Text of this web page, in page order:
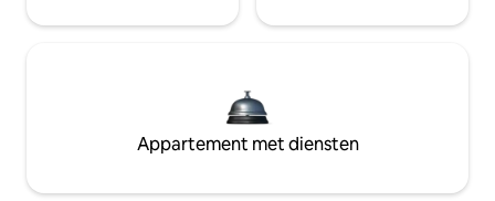
Appartement met diensten